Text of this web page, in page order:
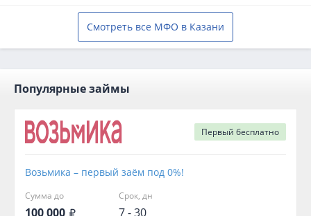
Смотреть все МФО в Казани
Популярные займы
Первый бесплатно
Возьмика – первый заём под 0%!
Сумма до
100 000
Срок, дн
7 - 30